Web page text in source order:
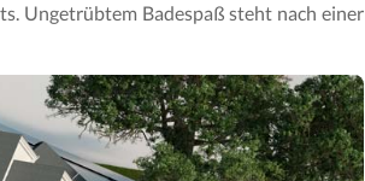
Ungetrübtem Badespaß steht nach einer